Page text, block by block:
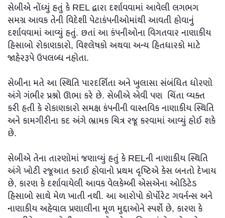
સેબીએ નોંધ્યું હતું કે REL દ્વારા દર્શાવવામાં આવેલી લગભગ
સમગ્ર આવક તેની વિદેશી પેટાકંપનીઓમાંથી આવતી હોવાનું
દર્શાવવામાં આવ્યું હતું. છતાં આ કંપનીઓના વિગતવાર નાણાકીય
હિસાબો રોકાણકારો, વિશ્લેષકો અથવા અન્ય હિતધારકો માટે
જાહેરરૂપે ઉપલબ્ધ નહોતા.
સેબીના મતે આ સ્થિતિ પારદર્શિતા અને ખુલાસા સંબંધિત ધોરણો
અંગે ગંભીર પ્રશ્નો ઊભા કરે છે. સેબીએ એવી પણ ચિંતા વ્યક્ત
કરી હતી કે રોકાણકારો સમક્ષ કંપનીની વાસ્તવિક નાણાકીય સ્થિતિ
અને કામગીરીના કદ અંગે ભ્રામક ચિત્ર રજૂ કરવામાં આવ્યું હોઈ શકે
છે.
સેબીએ તેના તારણોમાં જણાવ્યું હતું કે RELની નાણાકીય સ્થિતિ
અંગે ખોટી રજૂઆત કરાઈ હોવાનો પ્રથમ દૃષ્ટિએ કેસ બનતો દેખાય
છે, કારણ કે દર્શાવાયેલી આવક વેલકેમ્બી એસએના ઓડિટેડ
હિસાબો સાથે મેળ ખાતી નથી. આ આરોપો કોર્પોરેટ ગવર્નન્સ અને
નાણાકીય અહેવાલ પ્રણાલીના મૂળ મુદ્દાઓને સ્પર્શે છે, કારણ કે